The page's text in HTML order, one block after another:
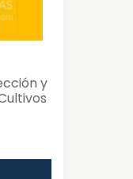
y